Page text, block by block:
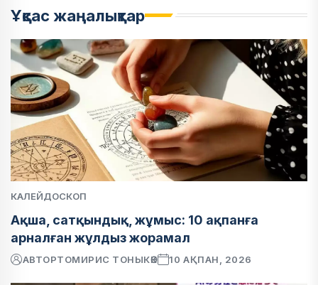
Ұқсас жаңалықтар
КАЛЕЙДОСКОП
Ақша, сатқындық, жұмыс: 10 ақпанға
арналған жұлдыз жорамал
АВТОРТОМИРИС ТОНЫКӨК 10 АҚПАН, 2026